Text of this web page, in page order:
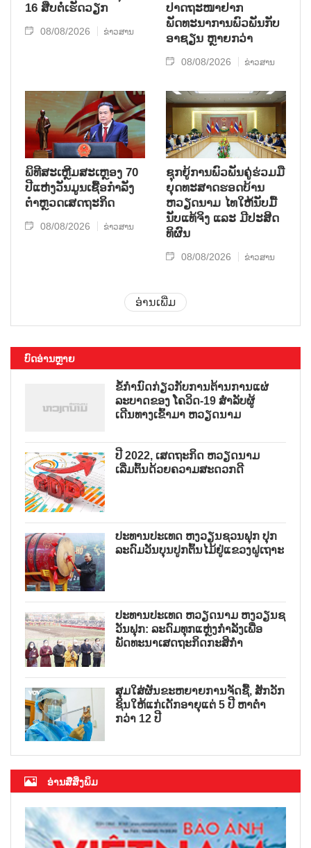
16 ສືບຕໍ່ເຮັດວຽກ
08/08/2026 ຂ່າວສານ
ປາດຖະໜາຢາກ
ພັດທະນາການພົວພັນກັບ
ອາຊຽນ ຫຼາຍກວ່າ
08/08/2026 ຂ່າວສານ
ພິທີສະເຫຼີມສະເຫຼອງ 70
ປີແຫ່ງວັນມູນເຊື້ອກຳລັງ
ຕຳຫຼວດເສດຖະກິດ
08/08/2026 ຂ່າວສານ
ຊຸກ​ຍູ້​ການ​ພົວ​ພັນ​ຄູ່​ຮ່ວມ​ມື​
ຍຸດ​ທະ​ສາດ​ຮອດ​ບ້ານ
ຫວຽດ​ນາມ ໄທ​ໃຫ້​ນັບ​ມື້​
ນັບ​ແທ້​ຈິງ ແລະ ມີ​ປະ​ສິດ​
ທິ​ຜົນ
08/08/2026 ຂ່າວສານ
ອ່ານເພີ່ມ
ບົດອ່ານຫຼາຍ
ຂໍ້ກຳນົດກ່ຽວກັບການຕ້ານການແຜ່
ລະບາດຂອງ ໂຄວິດ-19 ສຳລັບຜູ້
ເດີນທາງເຂົ້າມາ ຫວຽດນາມ
ປີ 2022, ເສດຖະກິດ ຫວຽດນາມ
ເລີ່ມຕົ້ນດ້ວຍຄວາມສະດວກດີ
ປະທານປະເທດ ຫງວຽນຊວນຟຸກ ປຸກ
ລະດົມວັນບຸນປູກຕົ້ນໄມ້ຢູ່ແຂວງຝູເຖາະ
ປະທານປະເທດ ຫວຽດນາມ ຫງວຽນຊ
ວັນຟຸກ: ລະດົມທຸກແຫຼ່ງກຳລັງເພື່ອ
ພັດທະນາເສດຖະກິດກະສິກຳ
ສຸມໃສ່ຜັນຂະຫຍາຍການຈັດຊື້, ສັກວັກ
ຊິນໃຫ້ແກ່ເດັກອາຍຸແຕ່ 5 ປີ ຫາຕ່ຳ
ກວ່າ 12 ປີ
ອ່ານສື່ສິ່ງພິມ